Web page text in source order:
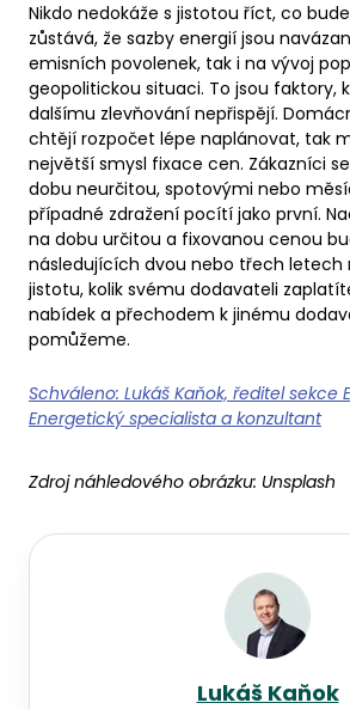
Nikdo nedokáže s jistotou říct, co
zůstává, že sazby energií jsou
emisních povolenek, tak i na vývoj
geopolitickou situaci. To jsou faktory,
dalšímu zlevňování nepřispějí.
chtějí rozpočet lépe naplánovat, tak
největší smysl fixace cen. Zákazníci
dobu neurčitou, spotovými nebo
případné zdražení pocítí jako první.
na dobu určitou a fixovanou cenou
následujících dvou nebo třech
jistotu, kolik svému dodavateli
nabídek a přechodem k jinému
pomůžeme.
Schváleno: Lukáš Kaňok, ředitel sekce
Energetický specialista a konzultant
Zdroj náhledového obrázku: Unsplash
Lukáš Kaňok